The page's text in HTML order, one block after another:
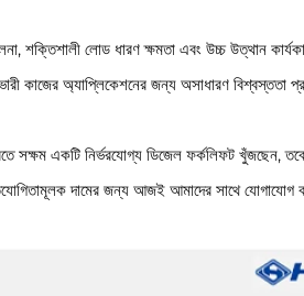
শক্তিশালী লোড ধারণ ক্ষমতা এবং উচ্চ উত্থান
কাজের অ্যাপ্লিকেশনের জন্য অসাধারণ বিশ্বস্ততা
একটি নির্ভরযোগ্য ডিজেল ফর্কলিফট খুঁজছেন,
দামের জন্য আজই আমাদের সাথে